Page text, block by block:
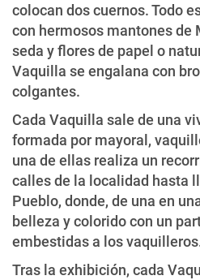
colocan dos cuernos. Todo
con hermosos mantones de
seda y flores de papel o
Vaquilla se engalana con
colgantes.
Cada Vaquilla sale de una
formada por mayoral,
una de ellas realiza un
calles de la localidad hasta
Pueblo, donde, de una en
belleza y colorido con un
embestidas a los
Tras la exhibición, cada